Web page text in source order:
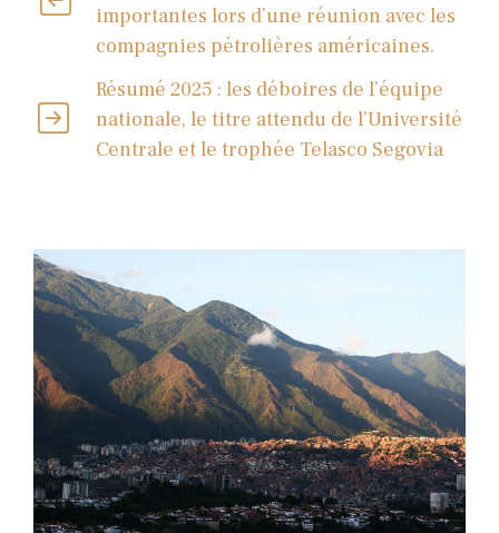
importantes lors d’une réunion avec les
compagnies pétrolières américaines.
Résumé 2025 : les déboires de l’équipe
nationale, le titre attendu de l’Université
Centrale et le trophée Telasco Segovia